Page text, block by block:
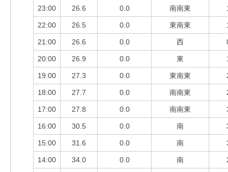
23:00 26.6 0.0 南南東
22:00 26.5 0.0 東南東
21:00 26.6 0.0 西
20:00 26.9 0.0 東
19:00 27.3 0.0 東南東
18:00 27.7 0.0 南南東
17:00 27.8 0.0 南南東
16:00 30.5 0.0 南
15:00 31.6 0.0 南
14:00 34.0 0.0 南